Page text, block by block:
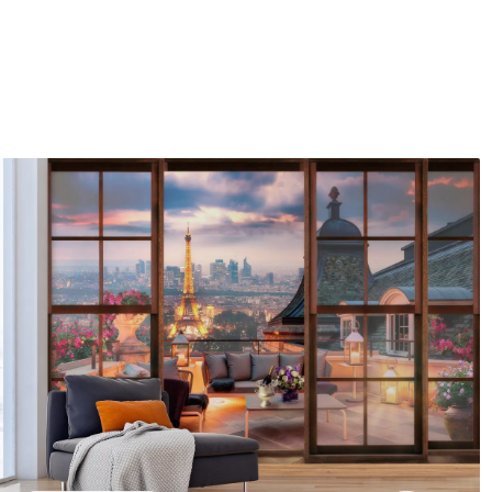
Tipărit la comandă și livrat
Se poate curăța ușor cu
Metodă de aplicare Aplicare fără cusături
Materiale disponibile
Standard
166.6599.99 lei/m² 220
Vinil Premium
250.00150.00lei/m² 300